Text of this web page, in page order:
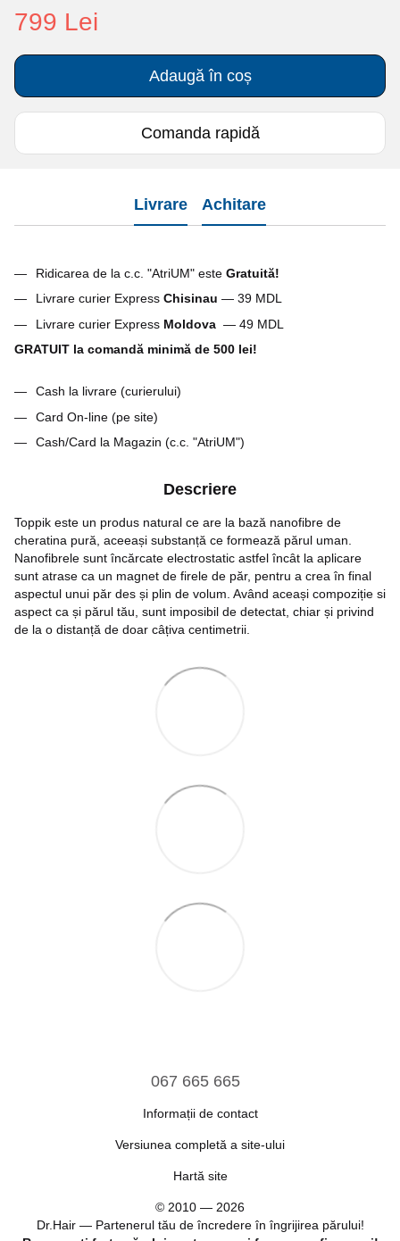
799 Lei
Adaugă în coș
Comanda rapidă
Livrare Achitare
Ridicarea de la c.c. "AtriUM" este Gratuită!
Livrare curier Express Chisinau — 39 MDL
Livrare curier Express Moldova — 49 MDL
GRATUIT la comandă minimă de 500 lei!
Cash la livrare (curierului)
Card On-line (pe site)
Cash/Card la Magazin (c.c. "AtriUM")
Descriere
Toppik este un produs natural ce are la bază nanofibre de
cheratina pură, aceeași substanță ce formează părul uman.
Nanofibrele sunt încărcate electrostatic astfel încât la aplicare
sunt atrase ca un magnet de firele de păr, pentru a crea în final
aspectul unui păr des și plin de volum. Având aceași compoziție si
aspect ca și părul tău, sunt imposibil de detectat, chiar și privind
de la o distanță de doar câțiva centimetrii.
067 665 665
Informații de contact
Versiunea completă a site-ului
Hartă site
© 2010 — 2026
Dr.Hair — Partenerul tău de încredere în îngrijirea părului!